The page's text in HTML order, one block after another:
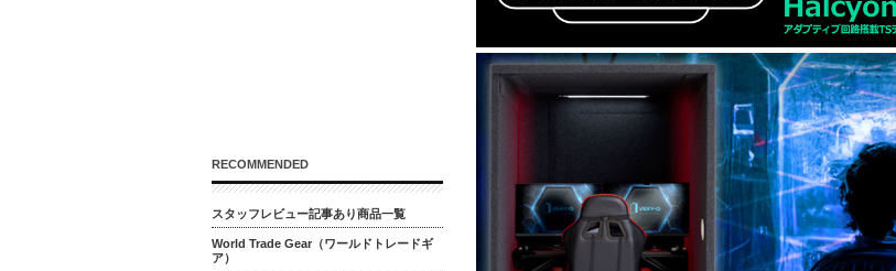
RECOMMENDED
スタッフレビュー記事あり商品一覧
World Trade Gear（ワールドトレードギ
ア）